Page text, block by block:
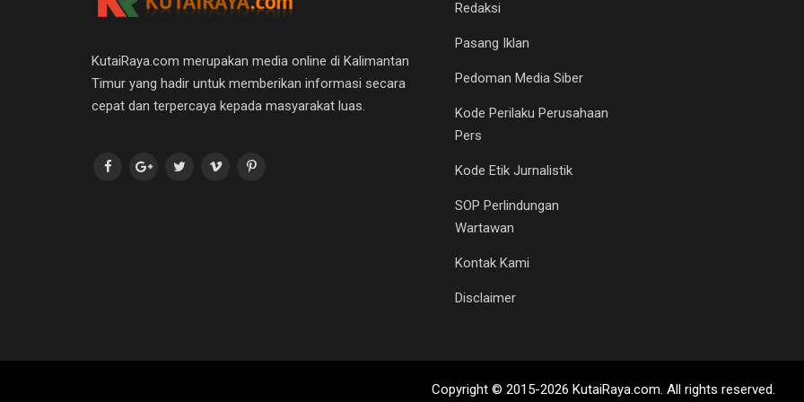
KutaiRaya.com merupakan media online di Kalimantan
Timur yang hadir untuk memberikan informasi secara
cepat dan terpercaya kepada masyarakat luas.
Redaksi
Pasang Iklan
Pedoman Media Siber
Kode Perilaku Perusahaan
Pers
Kode Etik Jurnalistik
SOP Perlindungan
Wartawan
Kontak Kami
Disclaimer
Copyright © 2015-2026 KutaiRaya.com. All rights reserved.